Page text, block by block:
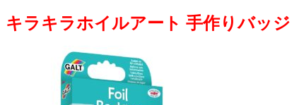
キラキラホイルアート 手作りバッジ